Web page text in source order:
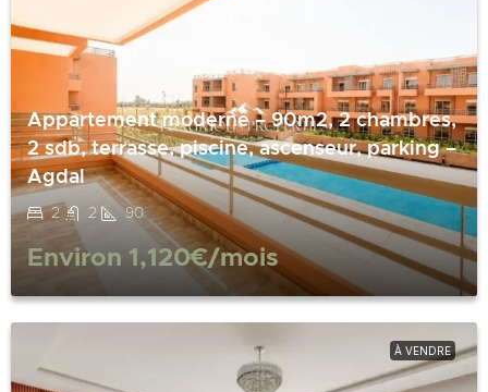
Appartement moderne – 90m2, 2 chambres,
2 sdb, terrasse, piscine, ascenseur, parking –
Agdal
2 2 90
Environ 1,120€/mois
À VENDRE